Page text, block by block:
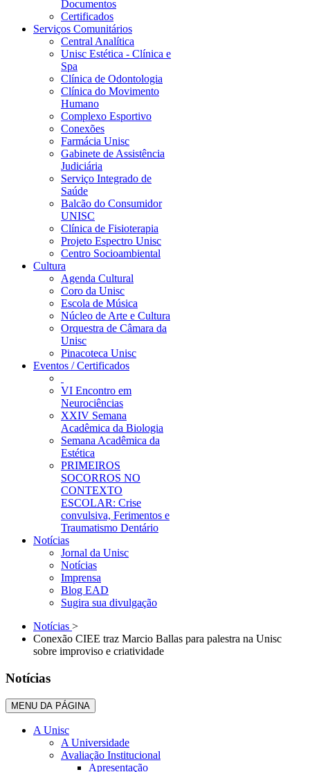
Documentos
Certificados
Serviços Comunitários
Central Analítica
Unisc Estética - Clínica e
Spa
Clínica de Odontologia
Clínica do Movimento
Humano
Complexo Esportivo
Conexões
Farmácia Unisc
Gabinete de Assistência
Judiciária
Serviço Integrado de
Saúde
Balcão do Consumidor
UNISC
Clínica de Fisioterapia
Projeto Espectro Unisc
Centro Socioambiental
Cultura
Agenda Cultural
Coro da Unisc
Escola de Música
Núcleo de Arte e Cultura
Orquestra de Câmara da
Unisc
Pinacoteca Unisc
Eventos / Certificados
VI Encontro em
Neurociências
XXIV Semana
Acadêmica da Biologia
Semana Acadêmica da
Estética
PRIMEIROS
SOCORROS NO
CONTEXTO
ESCOLAR: Crise
convulsiva, Ferimentos e
Traumatismo Dentário
Notícias
Jornal da Unisc
Notícias
Imprensa
Blog EAD
Sugira sua divulgação
Notícias >
Conexão CIEE traz Marcio Ballas para palestra na Unisc
sobre improviso e criatividade
Notícias
MENU DA PÁGINA
A Unisc
A Universidade
Avaliação Institucional
Apresentação